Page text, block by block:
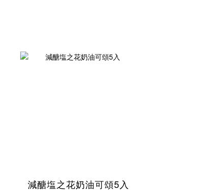
減醣塩之花奶油可頌5入